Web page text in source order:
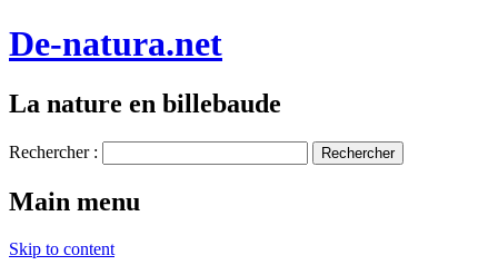
De-natura.net
La nature en billebaude
Rechercher :
Main menu
Skip to content